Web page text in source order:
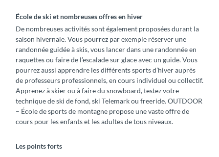
École de ski et nombreuses offres en hiver
De nombreuses activités sont également proposées durant la
saison hivernale. Vous pourrez par exemple réserver une
randonnée guidée à skis, vous lancer dans une randonnée en
raquettes ou faire de l’escalade sur glace avec un guide. Vous
pourrez aussi apprendre les différents sports d’hiver auprès
de professeurs professionnels, en cours individuel ou collectif.
Apprenez à skier ou à faire du snowboard, testez votre
technique de ski de fond, ski Telemark ou freeride. OUTDOOR
– École de sports de montagne propose une vaste offre de
cours pour les enfants et les adultes de tous niveaux.
Les points forts